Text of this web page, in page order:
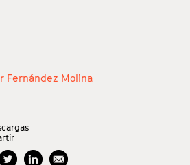
Fernández Molina